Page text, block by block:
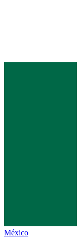
México